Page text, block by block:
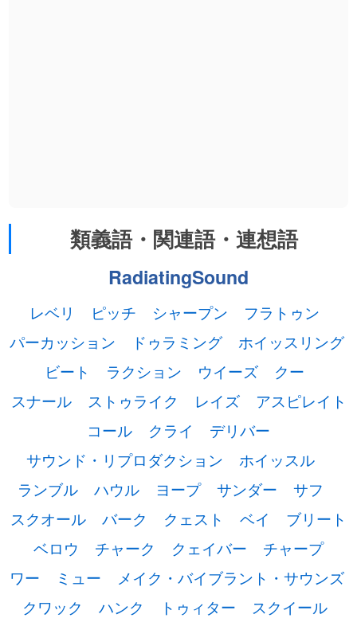
類義語・関連語・連想語
RadiatingSound
レベリ ピッチ シャープン
フラトゥン
パーカッション
ドゥラミング
ホイッスリング
ビート
ラクション ウイーズ
クー
スナール
ストゥライク レイズ
アスピレイト
コール
クライ
デリバー
サウンド・リプロダクション
ホイッスル
ランブル
ハウル ヨープ サンダー
サフ
スクオール
バーク クェスト ベイ
ブリート
ベロウ
チャーク クェイバー
チャープ
ワー
ミュー
メイク・バイブラント・サウンズ
クワック
ハンク トゥィター
スクイール